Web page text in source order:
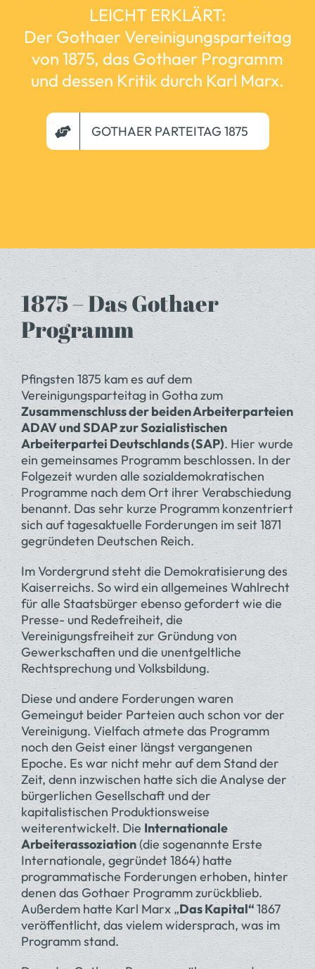
LEICHT ERKLÄRT:
Der Gothaer Vereinigungsparteitag
von 1875, das Gothaer Programm
und dessen Kritik durch Karl Marx.
GOTHAER PARTEITAG 1875
1875 – Das Gothaer
Programm
Pfingsten 1875 kam es auf dem
Vereinigungsparteitag in Gotha zum
Zusammenschluss der beiden Arbeiterparteien
ADAV und SDAP zur Sozialistischen
Arbeiterpartei Deutschlands (SAP). Hier wurde
ein gemeinsames Programm beschlossen. In der
Folgezeit wurden alle sozialdemokratischen
Programme nach dem Ort ihrer Verabschiedung
benannt. Das sehr kurze Programm konzentriert
sich auf tagesaktuelle Forderungen im seit 1871
gegründeten Deutschen Reich.
Im Vordergrund steht die Demokratisierung des
Kaiserreichs. So wird ein allgemeines Wahlrecht
für alle Staatsbürger ebenso gefordert wie die
Presse- und Redefreiheit, die
Vereinigungsfreiheit zur Gründung von
Gewerkschaften und die unentgeltliche
Rechtsprechung und Volksbildung.
Diese und andere Forderungen waren
Gemeingut beider Parteien auch schon vor der
Vereinigung. Vielfach atmete das Programm
noch den Geist einer längst vergangenen
Epoche. Es war nicht mehr auf dem Stand der
Zeit, denn inzwischen hatte sich die Analyse der
bürgerlichen Gesellschaft und der
kapitalistischen Produktionsweise
weiterentwickelt. Die Internationale
Arbeiterassoziation(die sogenannte Erste
Internationale, gegründet 1864) hatte
programmatische Forderungen erhoben, hinter
denen das Gothaer Programm zurückblieb.
Außerdem hatte Karl Marx „Das Kapital“1867
veröffentlicht, das vielem widersprach, was im
Programm stand.